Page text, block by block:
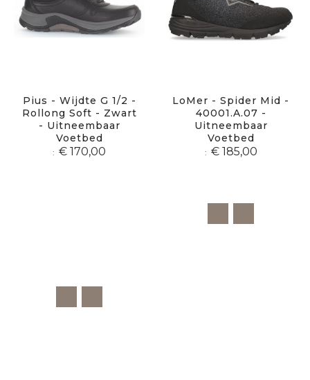
Pius - Wijdte G 1/2 -
Rollong Soft - Zwart
- Uitneembaar
Voetbed
€ 170,00
LoMer - Spider Mid -
40001.A.07 -
Uitneembaar
Voetbed
€ 185,00